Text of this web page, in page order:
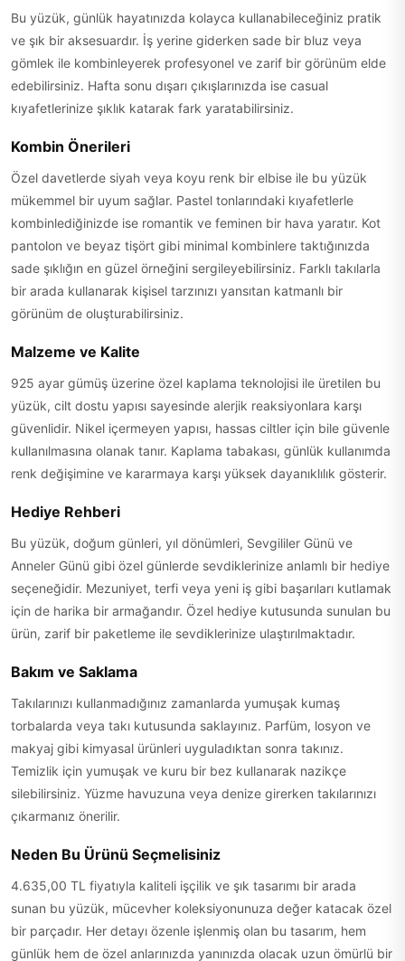
Bu yüzük, günlük hayatınızda kolayca kullanabileceğiniz pratik
ve şık bir aksesuardır. İş yerine giderken sade bir bluz veya
gömlek ile kombinleyerek profesyonel ve zarif bir görünüm elde
edebilirsiniz. Hafta sonu dışarı çıkışlarınızda ise casual
kıyafetlerinize şıklık katarak fark yaratabilirsiniz.
Kombin Önerileri
Özel davetlerde siyah veya koyu renk bir elbise ile bu yüzük
mükemmel bir uyum sağlar. Pastel tonlarındaki kıyafetlerle
kombinlediğinizde ise romantik ve feminen bir hava yaratır. Kot
pantolon ve beyaz tişört gibi minimal kombinlere taktığınızda
sade şıklığın en güzel örneğini sergileyebilirsiniz. Farklı takılarla
bir arada kullanarak kişisel tarzınızı yansıtan katmanlı bir
görünüm de oluşturabilirsiniz.
Malzeme ve Kalite
925 ayar gümüş üzerine özel kaplama teknolojisi ile üretilen bu
yüzük, cilt dostu yapısı sayesinde alerjik reaksiyonlara karşı
güvenlidir. Nikel içermeyen yapısı, hassas ciltler için bile güvenle
kullanılmasına olanak tanır. Kaplama tabakası, günlük kullanımda
renk değişimine ve kararmaya karşı yüksek dayanıklılık gösterir.
Hediye Rehberi
Bu yüzük, doğum günleri, yıl dönümleri, Sevgililer Günü ve
Anneler Günü gibi özel günlerde sevdiklerinize anlamlı bir hediye
seçeneğidir. Mezuniyet, terfi veya yeni iş gibi başarıları kutlamak
için de harika bir armağandır. Özel hediye kutusunda sunulan bu
ürün, zarif bir paketleme ile sevdiklerinize ulaştırılmaktadır.
Bakım ve Saklama
Takılarınızı kullanmadığınız zamanlarda yumuşak kumaş
torbalarda veya takı kutusunda saklayınız. Parfüm, losyon ve
makyaj gibi kimyasal ürünleri uyguladıktan sonra takınız.
Temizlik için yumuşak ve kuru bir bez kullanarak nazikçe
silebilirsiniz. Yüzme havuzuna veya denize girerken takılarınızı
çıkarmanız önerilir.
Neden Bu Ürünü Seçmelisiniz
4.635,00 TL fiyatıyla kaliteli işçilik ve şık tasarımı bir arada
sunan bu yüzük, mücevher koleksiyonunuza değer katacak özel
bir parçadır. Her detayı özenle işlenmiş olan bu tasarım, hem
günlük hem de özel anlarınızda yanınızda olacak uzun ömürlü bir